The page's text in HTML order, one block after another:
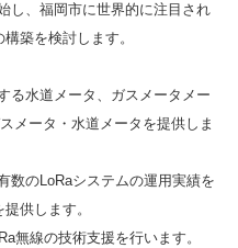
し、福岡市に世界的に注目され
築を検討します。
る水道メータ、ガスメータメー
メータ・水道メータを提供しま
数のLoRaシステムの運用実績を
供します。
無線の技術支援を行います。